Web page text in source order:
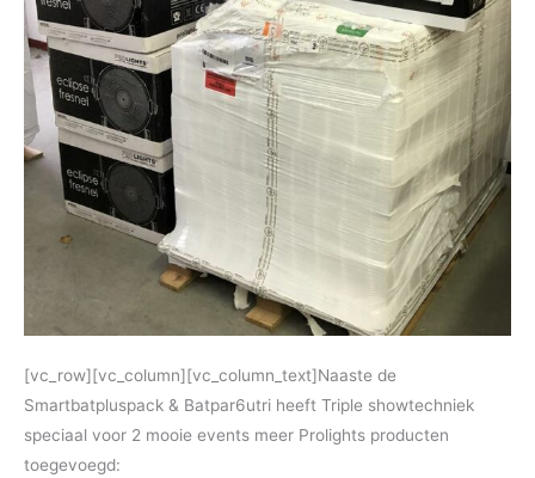
[vc_row][vc_column][vc_column_text]Naaste de
Smartbatpluspack & Batpar6utri heeft Triple showtechniek
speciaal voor 2 mooie events meer Prolights producten
toegevoegd: